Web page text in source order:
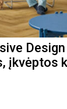
įkvėptos